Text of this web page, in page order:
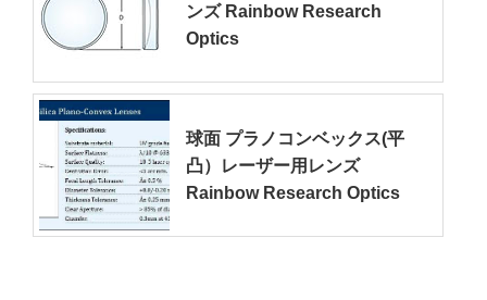
ンズ Rainbow Research
Optics
球面 プラノコンベックス(平
凸）レーザー用レンズ
Rainbow Research Optics